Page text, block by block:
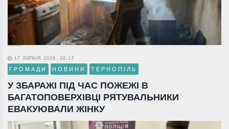
17 ЛИПНЯ 2026, 20:17
ГРОМАДИ НОВИНИ ТЕРНОПІЛЬ
У ЗБАРАЖІ ПІД ЧАС ПОЖЕЖІ В
БАГАТОПОВЕРХІВЦІ РЯТУВАЛЬНИКИ
ЕВАКУЮВАЛИ ЖІНКУ